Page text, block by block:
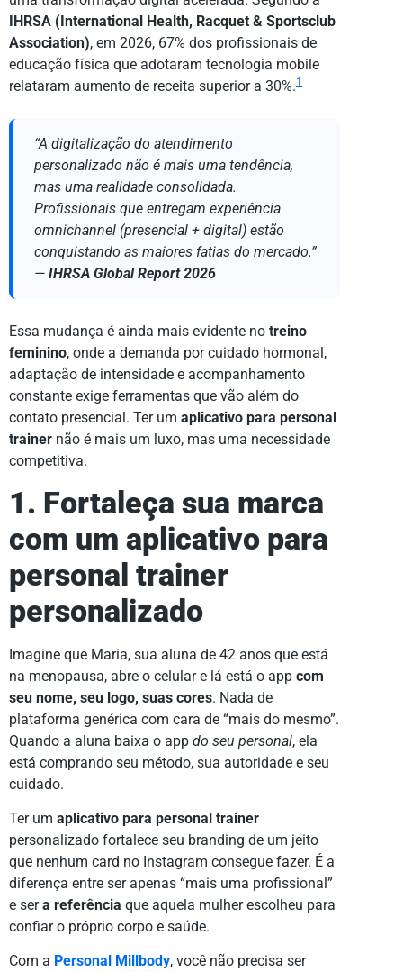
IHRSA (International Health, Racquet & Sportsclub
Association), em 2026, 67% dos profissionais de
educação física que adotaram tecnologia mobile
relataram aumento de receita superior a 30%.1
“A digitalização do atendimento
personalizado não é mais uma tendência,
mas uma realidade consolidada.
Profissionais que entregam experiência
omnichannel (presencial + digital) estão
conquistando as maiores fatias do mercado.”
— IHRSA Global Report 2026
Essa mudança é ainda mais evidente no treino
feminino, onde a demanda por cuidado hormonal,
adaptação de intensidade e acompanhamento
constante exige ferramentas que vão além do
contato presencial. Ter um aplicativo para personal
trainer não é mais um luxo, mas uma necessidade
competitiva.
1. Fortaleça sua marca
com um aplicativo para
personal trainer
personalizado
Imagine que Maria, sua aluna de 42 anos que está
na menopausa, abre o celular e lá está o app com
seu nome, seu logo, suas cores. Nada de
plataforma genérica com cara de “mais do mesmo”.
Quando a aluna baixa o app do seu personal, ela
está comprando seu método, sua autoridade e seu
cuidado.
Ter um aplicativo para personal trainer
personalizado fortalece seu branding de um jeito
que nenhum card no Instagram consegue fazer. É a
diferença entre ser apenas “mais uma profissional”
e sera referência que aquela mulher escolheu para
confiar o próprio corpo e saúde.
Com a Personal Millbody, você não precisa ser